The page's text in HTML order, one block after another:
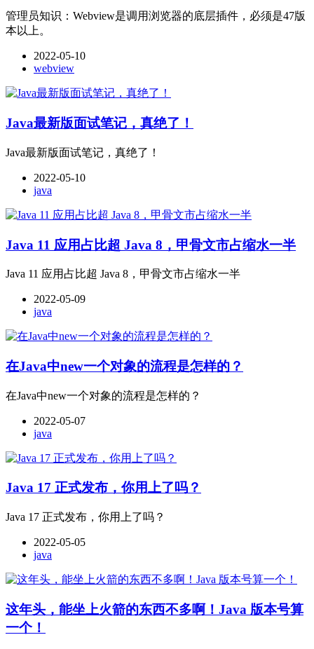
管理员知识：Webview是调用浏览器的底层插件，必须是47版
本以上。
2022-05-10
webview
Java最新版面试笔记，真绝了！
Java最新版面试笔记，真绝了！
2022-05-10
java
Java 11 应用占比超 Java 8，甲骨文市占缩水一半
Java 11 应用占比超 Java 8，甲骨文市占缩水一半
2022-05-09
java
在Java中new一个对象的流程是怎样的？
在Java中new一个对象的流程是怎样的？
2022-05-07
java
Java 17 正式发布，你用上了吗？
Java 17 正式发布，你用上了吗？
2022-05-05
java
这年头，能坐上火箭的东西不多啊！Java 版本号算
一个！